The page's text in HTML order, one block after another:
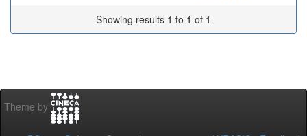
Showing results 1 to 1 of 1
Theme by